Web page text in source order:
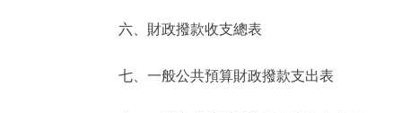
ENGLISH
六、財政撥款收支總表
七、一般公共預算財政撥款支出表